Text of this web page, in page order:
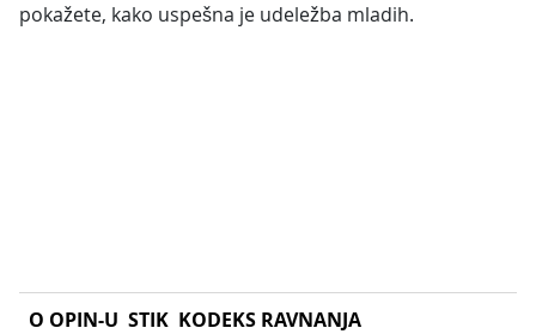
pokažete, kako uspešna je udeležba mladih.
O OPIN-U STIK KODEKS RAVNANJA